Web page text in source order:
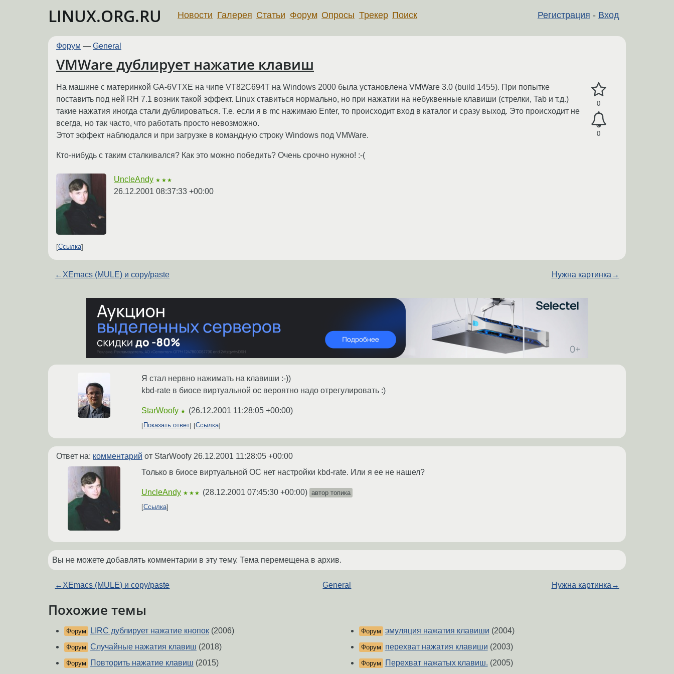
LINUX.ORG.RU Регистрация - Вход
Новости Галерея Статьи Форум Опросы Трекер Поиск
Форум — General
VMWare дублирует нажатие клавиш
0
0
На машине с материнкой GA-6VTXE на чипе VT82C694T на Windows 2000 была установлена VMWare 3.0 (build 1455). При попытке
поставить под ней RH 7.1 возник такой эффект. Linux ставиться нормально, но при нажатии на небуквенные клавиши (стрелки, Tab и т.д.)
такие нажатия иногда стали дублироваться. Т.е. если я в mc нажимаю Enter, то происходит вход в каталог и сразу выход. Это происходит не
всегда, но так часто, что работать просто невозможно.
Этот эффект наблюдался и при загрузке в командную строку Windows под VMWare.
Кто-нибудь с таким сталкивался? Как это можно победить? Очень срочно нужно! :-(
UncleAndy ★★★
26.12.2001 08:37:33 +00:00
Ссылка
← XEmacs (MULE) и copy/paste Нужна картинка →
Я стал нервно нажимать на клавиши :-))
kbd-rate в биосе виртуальной ос вероятно надо отрегулировать :)
StarWoofy ★ (26.12.2001 11:28:05 +00:00)
Показать ответ Ссылка
Ответ на: комментарий от StarWoofy 26.12.2001 11:28:05 +00:00
Только в биосе виртуальной ОС нет настройки kbd-rate. Или я ее не нашел?
UncleAndy ★★★ (28.12.2001 07:45:30 +00:00) автор топика
Ссылка
Вы не можете добавлять комментарии в эту тему. Тема перемещена в архив.
← XEmacs (MULE) и copy/paste General Нужна картинка →
Похожие темы
Форум LIRC дублирует нажатие кнопок (2006)
Форум Случайные нажатия клавиш (2018)
Форум Повторить нажатие клавиш (2015)
Форум эмуляция нажатия клавиши (2004)
Форум перехват нажатия клавиши (2003)
Форум Перехват нажатых клавиш. (2005)